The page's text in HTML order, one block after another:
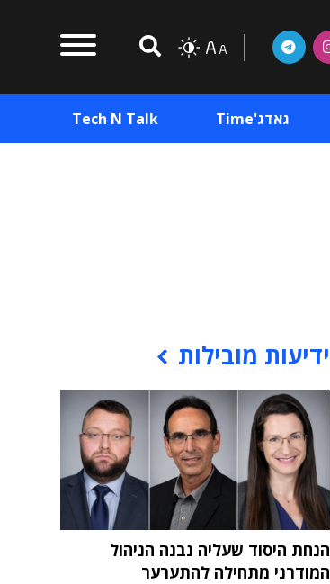
גאדג'Time Tech N Talk
ידיעות מובילות
הנחת היסוד שעליה נבנה הניהול
המודרני מתחילה להתערער